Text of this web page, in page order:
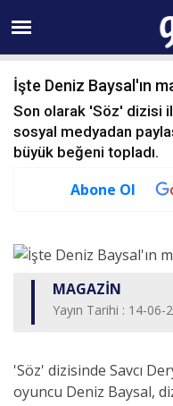
07
İşte Deniz Baysal'ın
Son olarak 'Söz' dizisi
sosyal medyadan
büyük beğeni topladı.
Abone Ol
MAGAZİN
Yayın Tarihi : 14-06-
'Söz' dizisinde Savcı
oyuncu Deniz Baysal,